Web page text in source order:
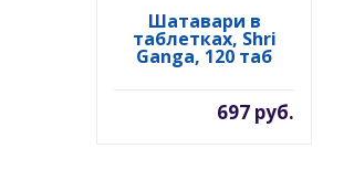
Шатавари в
таблетках, Shri
Ganga, 120 таб
697 руб.